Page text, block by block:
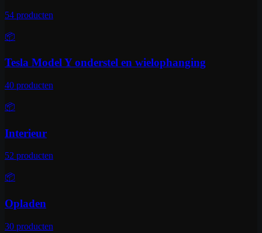
54 producten
📦
Tesla Model Y onderstel en wielophanging
40 producten
📦
Interieur
52 producten
📦
Opladen
30 producten